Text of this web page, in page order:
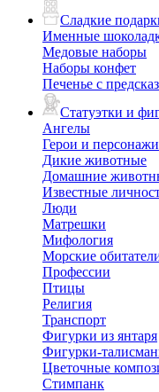
Сладкие
Именные
Медовые наборы
Наборы конфет
Печенье с
Статуэтки и
Ангелы
Герои и персонажи
Дикие животные
Домашние
Известные
Люди
Матрешки
Мифология
Морские
Профессии
Птицы
Религия
Транспорт
Фигурки из янтаря
Фигурки-
Цветочные
Стимпанк